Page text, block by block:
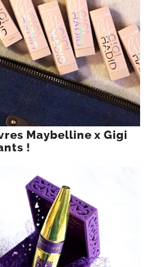
Maybelline x Gigi
!